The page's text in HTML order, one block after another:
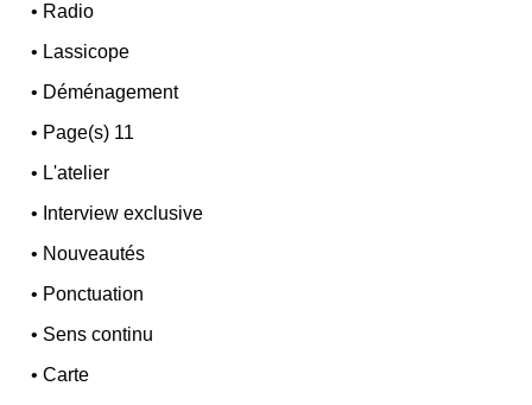
• Radio
• Lassicope
• Déménagement
• Page(s) 11
• L'atelier
• Interview exclusive
• Nouveautés
• Ponctuation
• Sens continu
•Carte